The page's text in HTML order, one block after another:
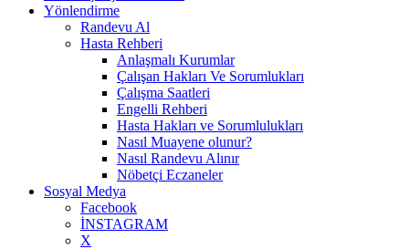
Yönlendirme
Randevu Al
Hasta Rehberi
Anlaşmalı Kurumlar
Çalışan Hakları Ve Sorumlukları
Çalışma Saatleri
Engelli Rehberi
Hasta Hakları ve Sorumlulukları
Nasıl Muayene olunur?
Nasıl Randevu Alınır
Nöbetçi Eczaneler
Sosyal Medya
Facebook
İNSTAGRAM
X